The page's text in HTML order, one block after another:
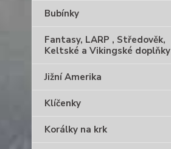
Bubínky
Fantasy, LARP , Středověk,
Keltské a Vikingské doplňky
Jižní Amerika
Klíčenky
Korálky na krk